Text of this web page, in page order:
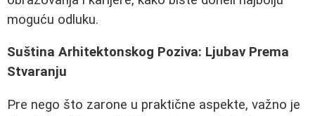
moguću odluku.
Suština Arhitektonskog Poziva: Ljubav Prema
Stvaranju
Pre nego što zarone u praktične aspekte, važno je